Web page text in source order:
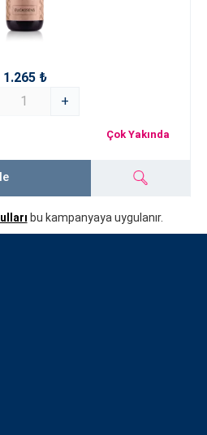
1.265 ₺
+
Çok Yakında
bu kampanyaya uygulanır.